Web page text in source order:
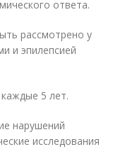
ответа.
рассмотрено у
и эпилепсией
5 лет.
нарушений
исследования